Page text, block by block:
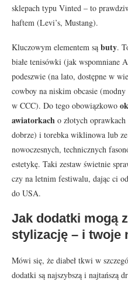
sklepach typu Vinted – to
haftem (Levi’s, Mustang).
Kluczowym elementem są buty.
białe tenisówki (jak wspomniane
podeszwie (na lato, dostępne w
cowboy na niskim obcasie
w CCC). Do tego obowiązkowo
awiatorkach o złotych
dobrze) i torebka wiklinowa lub
nowoczesnych, technicznych
estetykę. Taki zestaw świetnie
czy na letnim festiwalu, dając ci
do USA.
Jak dodatki mogą
stylizację – i twoje
Mówi się, że diabeł tkwi w
dodatki są najszybszą i najtańszą